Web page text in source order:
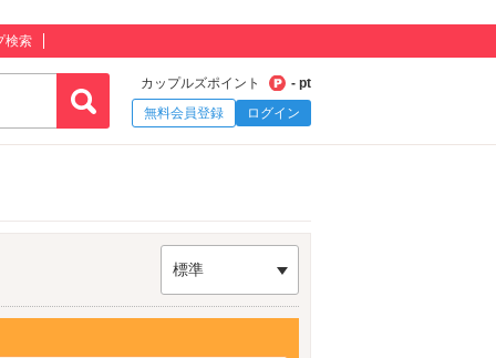
検索
カップルズポイント
- pt
無料会員登録
ログイン
標準